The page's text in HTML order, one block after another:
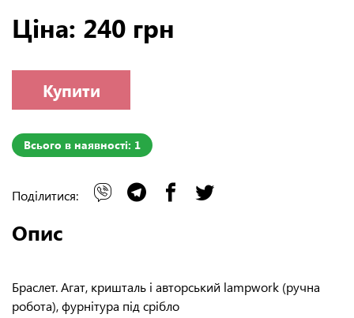
Ціна: 240 грн
Купити
Всього в наявності: 1
Поділитися:
Опис
Браслет. Агат, кришталь і авторський lampwork (ручна
робота), фурнітура під срібло